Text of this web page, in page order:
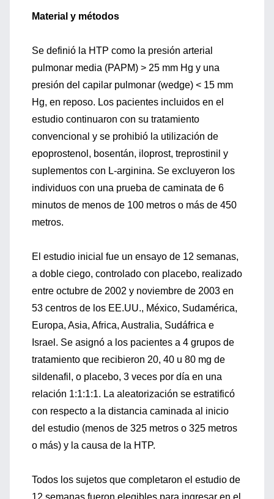
Material y métodos
Se definió la HTP como la presión arterial
pulmonar media (PAPM) > 25 mm Hg y una
presión del capilar pulmonar (wedge) < 15 mm
Hg, en reposo. Los pacientes incluidos en el
estudio continuaron con su tratamiento
convencional y se prohibió la utilización de
epoprostenol, bosentán, iloprost, treprostinil y
suplementos con L-arginina. Se excluyeron los
individuos con una prueba de caminata de 6
minutos de menos de 100 metros o más de 450
metros.
El estudio inicial fue un ensayo de 12 semanas,
a doble ciego, controlado con placebo, realizado
entre octubre de 2002 y noviembre de 2003 en
53 centros de los EE.UU., México, Sudamérica,
Europa, Asia, Africa, Australia, Sudáfrica e
Israel. Se asignó a los pacientes a 4 grupos de
tratamiento que recibieron 20, 40 u 80 mg de
sildenafil, o placebo, 3 veces por día en una
relación 1:1:1:1. La aleatorización se estratificó
con respecto a la distancia caminada al inicio
del estudio (menos de 325 metros o 325 metros
o más) y la causa de la HTP.
Todos los sujetos que completaron el estudio de
12 semanas fueron elegibles para ingresar en el